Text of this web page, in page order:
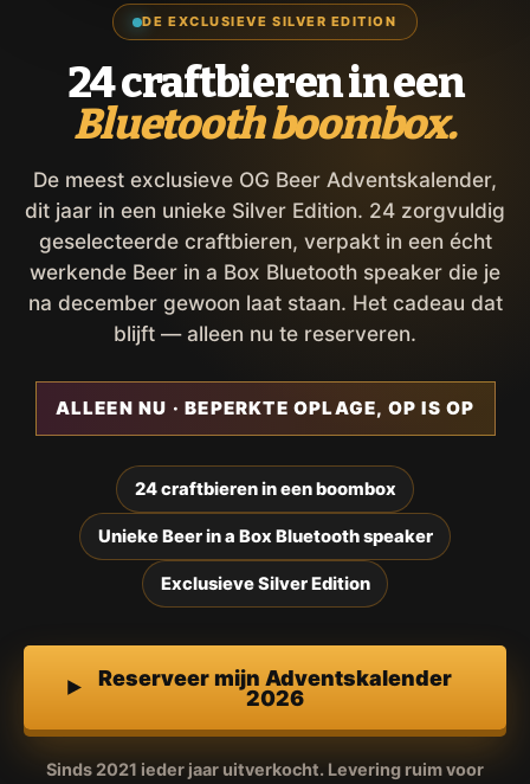
DE EXCLUSIEVE SILVER EDITION
24 craftbieren in een
Bluetooth boombox.
De meest exclusieve OG Beer Adventskalender,
dit jaar in een unieke Silver Edition. 24 zorgvuldig
geselecteerde craftbieren, verpakt in een écht
werkende Beer in a Box Bluetooth speaker die je
na december gewoon laat staan. Het cadeau dat
blijft — alleen nu te reserveren.
ALLEEN NU · BEPERKTE OPLAGE, OP IS OP
24 craftbieren in een boombox
Unieke Beer in a Box Bluetooth speaker
Exclusieve Silver Edition
Reserveer mijn Adventskalender
2026
Sinds 2021 ieder jaar uitverkocht. Levering ruim voor